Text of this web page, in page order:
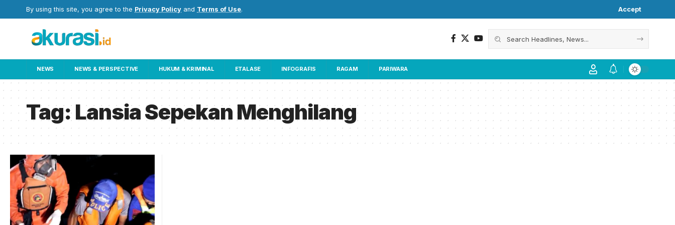
By using this site, you agree to the Privacy Policy and Terms of Use. Accept
NEWS NEWS & PERSPECTIVE HUKUM & KRIMINAL ETALASE INFOGRAFIS RAGAM PARIWARA
Tag:Lansia Sepekan Menghilang